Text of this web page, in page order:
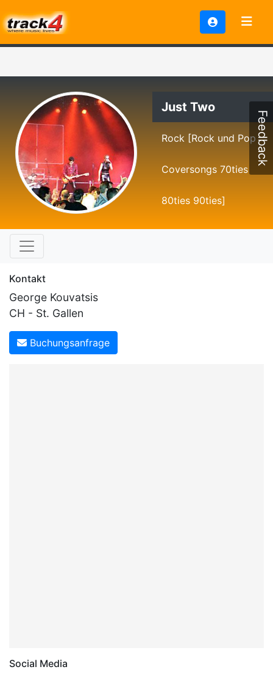
Just Two
Rock [Rock und Pop
Coversongs 70ties
80ties 90ties]
Kontakt
George Kouvatsis
CH - St. Gallen
Buchungsanfrage
Social Media
Feedback